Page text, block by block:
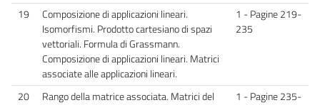
19
Composizione di applicazioni lineari.
Isomorfismi. Prodotto cartesiano di spazi
vettoriali. Formula di Grassmann.
Composizione di applicazioni lineari. Matrici
associate alle applicazioni lineari.
1 - Pagine 219-
235
20
Rango della matrice associata. Matrici del
1 - Pagine 235-